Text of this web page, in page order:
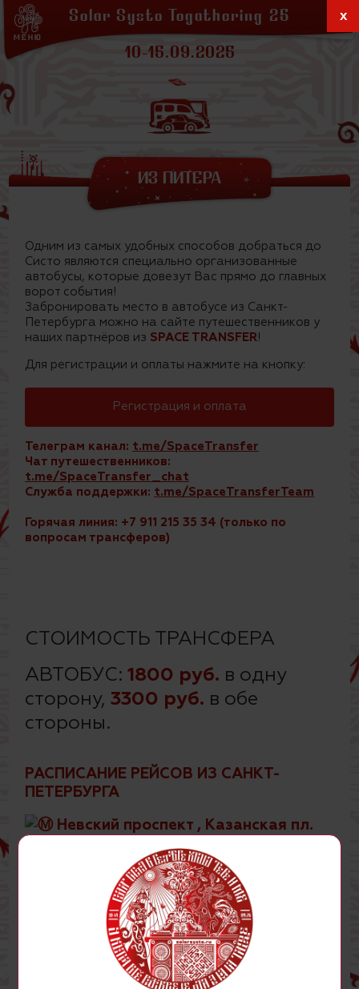
МЕНЮ
Solar Systo Togathering 25
10-15.09.2025
ОБЕРТОННОЕ
СОЛАРХЕЙМ
ГАЛЕРЕИ
БАНИ & ДУШИ
КУХНИ
ЧАЙНЫЕ
АРЕНДА ПАЛАТОК
ИЗ ПИТЕРА
Одним из самых удобных способов добраться до
Систо являются специально организованные
автобусы, которые довезут Вас прямо до главных
ворот события!
Забронировать место в автобусе из Санкт-
Петербурга можно на сайте путешественников у
наших партнёров из SPACE TRANSFER !
Для регистрации и оплаты нажмите на кнопку:
Регистрация и оплата
Телеграм канал: t.me/SpaceTransfer
Чат путешественников:
t.me/SpaceTransfer_chat
Служба поддержки: t.me/SpaceTransferTeam
Горячая линия: +7 911 215 35 34 (только по
вопросам трансферов)
СТОИМОСТЬ ТРАНСФЕРА
АВТОБУС:1800 руб. в одну
сторону, 3300 руб. в обе
стороны.
РАСПИСАНИЕ РЕЙСОВ ИЗ САНКТ-
ПЕТЕРБУРГА
Невский проспект , Казанская пл.
https://yandex.ru/maps/-/CHt0J8OP
САНКТ-ПЕТЕРБУРГ ▶️ СИСТО ОСЕНЬ:
x